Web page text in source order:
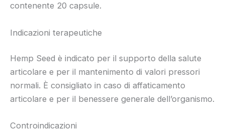
contenente 20 capsule.
Indicazioni terapeutiche
Hemp Seed è indicato per il supporto della salute
articolare e per il mantenimento di valori pressori
normali. È consigliato in caso di affaticamento
articolare e per il benessere generale dell’organismo.
Controindicazioni